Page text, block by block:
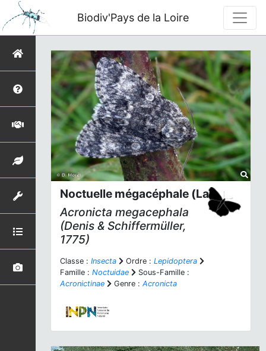
Biodiv'Pays de la Loire
Noctuelle mégacéphale (La)
Acronicta megacephala
(Denis & Schiffermüller,
1775)
Classe : Insecta Ordre : Lepidoptera
Famille : Noctuidae
Sous-Famille :
Acronictinae
Genre : Acronicta